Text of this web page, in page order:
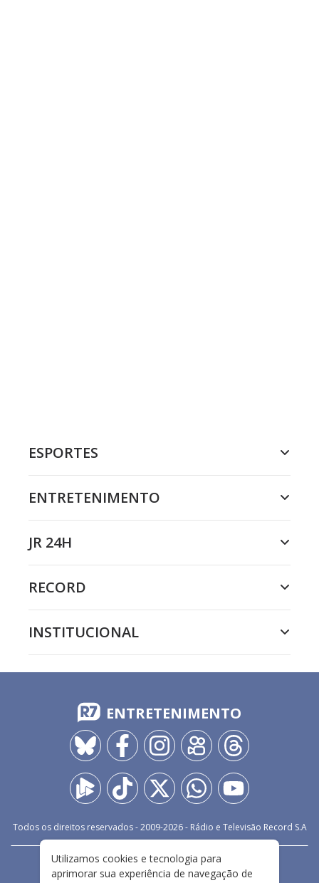
ESPORTES
ENTRETENIMENTO
JR 24H
RECORD
INSTITUCIONAL
ENTRETENIMENTO
Todos os direitos reservados - 2009-2026- Rádio e Televisão Record S.A
FALE CONOSCO
PRIVACIDADE
Utilizamos cookies e tecnologia para
aprimorar sua experiência de navegação de